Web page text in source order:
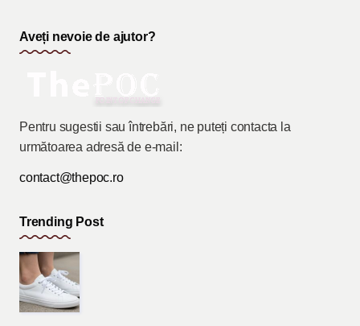
Aveți nevoie de ajutor?
Pentru sugestii sau întrebări, ne puteți contacta la
următoarea adresă de e-mail:
contact@thepoc.ro
Trending Post